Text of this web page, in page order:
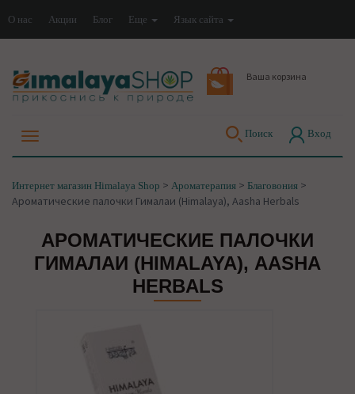
О нас Акции Блог Еще Язык сайта
Ваша корзина
Поиск Вход
Интернет магазин Himalaya Shop > Ароматерапия > Благовония >
Ароматические палочки Гималаи (Himalaya), Aasha Herbals
АРОМАТИЧЕСКИЕ ПАЛОЧКИ
ГИМАЛАИ (HIMALAYA), AASHA
HERBALS